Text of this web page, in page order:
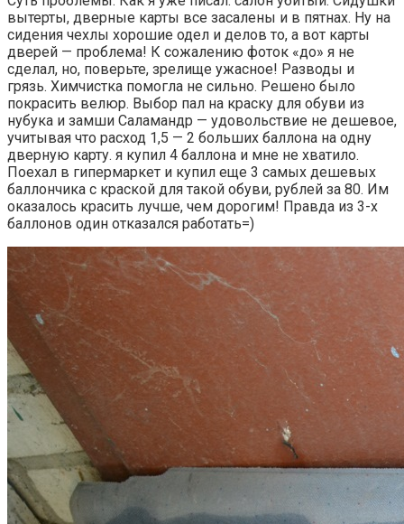
вытерты, дверные карты все засалены и в пятнах. Ну на
сидения чехлы хорошие одел и делов то, а вот карты
дверей — проблема! К сожалению фоток «до» я не
сделал, но, поверьте, зрелище ужасное! Разводы и
грязь. Химчистка помогла не сильно. Решено было
покрасить велюр. Выбор пал на краску для обуви из
нубука и замши Саламандр — удовольствие не дешевое,
учитывая что расход 1,5 — 2 больших баллона на одну
дверную карту. я купил 4 баллона и мне не хватило.
Поехал в гипермаркет и купил еще 3 самых дешевых
баллончика с краской для такой обуви, рублей за 80. Им
оказалось красить лучше, чем дорогим! Правда из 3-х
баллонов один отказался работать=)